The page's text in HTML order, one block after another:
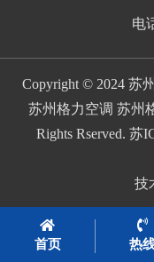
电
Copyright © 2024 苏
苏州格力空调 苏州
Rights Rserved.苏
技
首页 热